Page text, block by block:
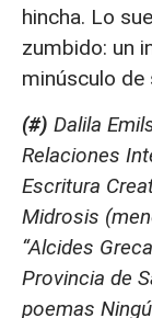
hincha. Lo
zumbido: un
minúsculo de
(#) Dalila
Relaciones
Escritura
Midrosis
“Alcides
Provincia de
poemas